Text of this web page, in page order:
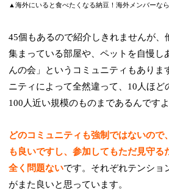
▲海外にいると食べたくなる納豆！海外メンバーな
45個もあるので紹介しきれませんが、
集まっている部屋や、ペットを自慢し
んの会」というコミュニティもありま
ニティによって全然違って、10人ほど
100人近い規模のものまであるんですよ
どのコミュニティも強制ではないので
も良いですし、参加してもただ見守る
全く問題ないです。それぞれテンショ
がまた良いと思っています。